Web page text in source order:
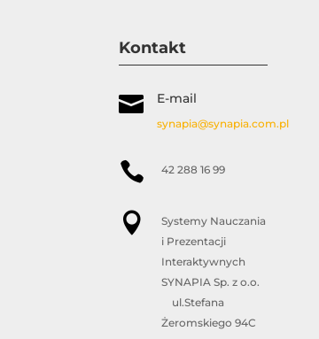
Kontakt
 E-mail
synapia@synapia.com.pl
 42 288 16 99

Systemy Nauczania
i Prezentacji
Interaktywnych
SYNAPIA Sp. z o.o.
ul.Stefana
Żeromskiego 94C